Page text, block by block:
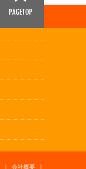
｜ 会社概要 ｜